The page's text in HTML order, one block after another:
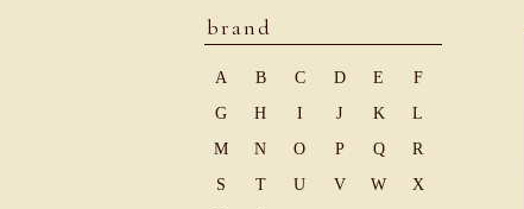
brand
A B C D E
F
G
H I J K
L
M
N O P Q
R
S
T U V W
X